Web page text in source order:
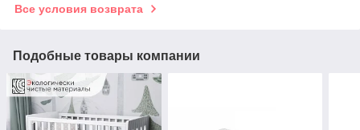
Все условия возврата
Подобные товары компании